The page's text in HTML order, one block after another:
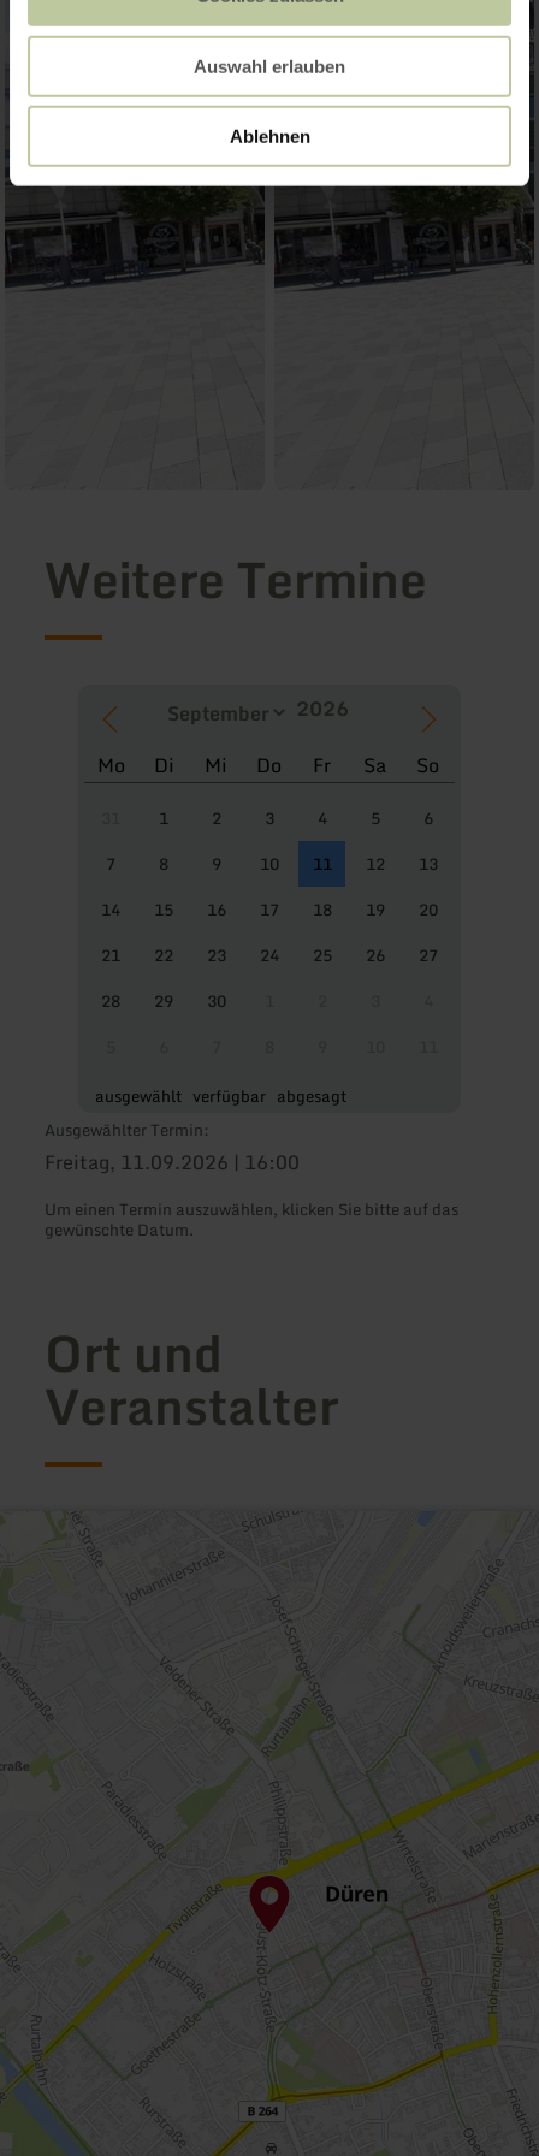
Auswahl erlauben
Ablehnen
Weitere Termine
Mo Di Mi Do Fr Sa So
1 2 3 4 5
6
7
8 9 10 11 12
13
14
15 16 17 18 19
20
21
22 23 24 25 26
27
28
29 30
ausgewählt verfügbar abgesagt
Ausgewählter Termin:
Freitag, 11.09.2026 | 16:00
Um einen Termin auszuwählen, klicken Sie bitte auf das
gewünschte Datum.
Ort und
Veranstalter